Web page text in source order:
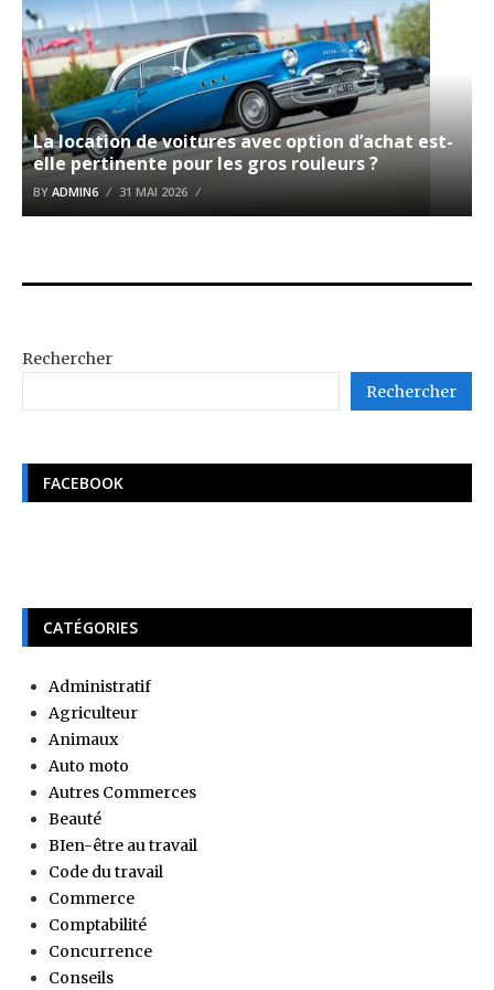
La location de voitures avec option d’achat est-
elle pertinente pour les gros rouleurs ?
BY ADMIN6 31 MAI 2026
Rechercher
Rechercher
FACEBOOK
CATÉGORIES
Administratif
Agriculteur
Animaux
Auto moto
Autres Commerces
Beauté
BIen-être au travail
Code du travail
Commerce
Comptabilité
Concurrence
Conseils